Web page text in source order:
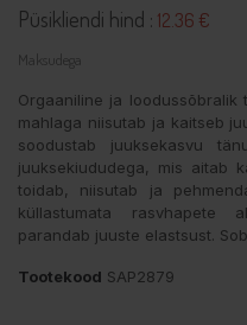
Püsikliendi hind : 12.36 €
Maksudega
Orgaaniline ja loodussõbralik
mahlaga niisutab ja kaitseb
soodustab juuksekasvu
juuksekiududega, mis aitab
toidab, niisutab ja
küllastumata rasvhapete
parandab juuste elastsust.
Tootekood SAP2879